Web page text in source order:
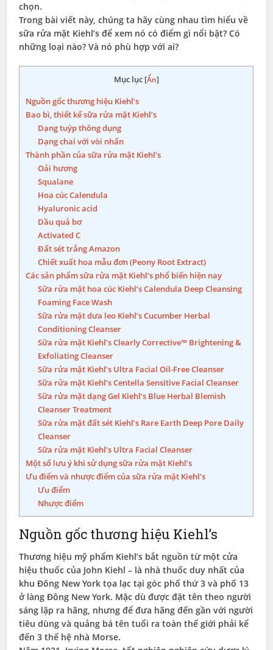
chọn.
Trong bài viết này, chúng ta hãy cùng nhau tìm hiểu về
sữa rửa mặt Kiehl’s để xem nó có điểm gì nổi bật? Có
những loại nào? Và nó phù hợp với ai?
Mục lục [Ẩn]
Nguồn gốc thương hiệu Kiehl’s
Bao bì, thiết kế sữa rửa mặt Kiehl’s
Dạng tuýp thông dụng
Dạng chai với vòi nhấn
Thành phần của sữa rửa mặt Kiehl’s
Oải hương
Squalane
Hoa cúc Calendula
Hyaluronic acid
Dầu quả bơ
Activated C
Đất sét trắng Amazon
Chiết xuất hoa mẫu đơn (Peony Root Extract)
Các sản phẩm sữa rửa mặt Kiehl’s phổ biến hiện nay
Sữa rửa mặt hoa cúc Kiehl’s Calendula Deep Cleansing
Foaming Face Wash
Sữa rửa mặt dưa leo Kiehl’s Cucumber Herbal
Conditioning Cleanser
Sữa rửa mặt Kiehl’s Clearly Corrective™ Brightening &
Exfoliating Cleanser
Sữa rửa mặt Kiehl’s Ultra Facial Oil-Free Cleanser
Sữa rửa mặt Kiehl’s Centella Sensitive Facial Cleanser
Sữa rửa mặt dạng Gel Kiehl’s Blue Herbal Blemish
Cleanser Treatment
Sữa rửa mặt đất sét Kiehl’s Rare Earth Deep Pore Daily
Cleanser
Sữa rửa mặt Kiehl’s Ultra Facial Cleanser
Một số lưu ý khi sử dụng sữa rửa mặt Kiehl’s
Ưu điểm và nhược điểm của sữa rửa mặt Kiehl’s
Ưu điểm
Nhược điểm
Nguồn gốc thương hiệu Kiehl’s
Thương hiệu mỹ phẩm Kiehl’s bắt nguồn từ một cửa
hiệu thuốc của John Kiehl – là nhà thuốc duy nhất của
khu Đông New York tọa lạc tại góc phố thứ 3 và phố 13
ở làng Đông New York. Mặc dù được đặt tên theo người
sáng lập ra hãng, nhưng để đưa hãng đến gần với người
tiêu dùng và quảng bá tên tuổi ra toàn thế giới phải kể
đến 3 thế hệ nhà Morse.